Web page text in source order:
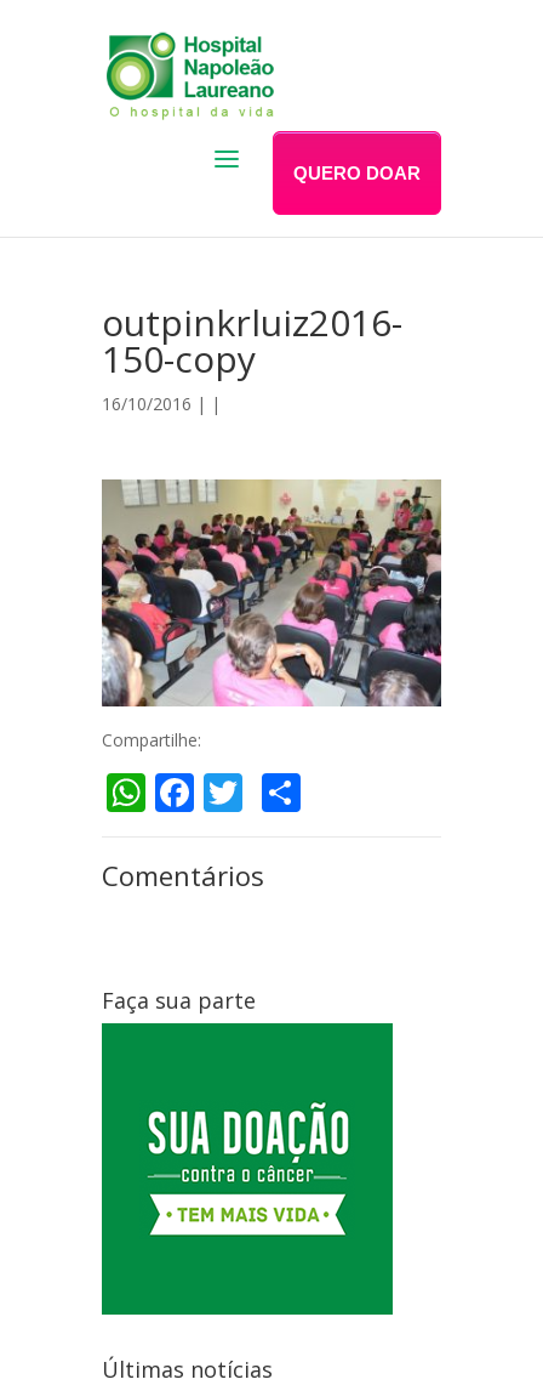
QUERO DOAR
outpinkrluiz2016-
150-copy
16/10/2016 | |
Compartilhe:
WhatsApp
Facebook
Twitter
Comentários
Faça sua parte
Últimas notícias